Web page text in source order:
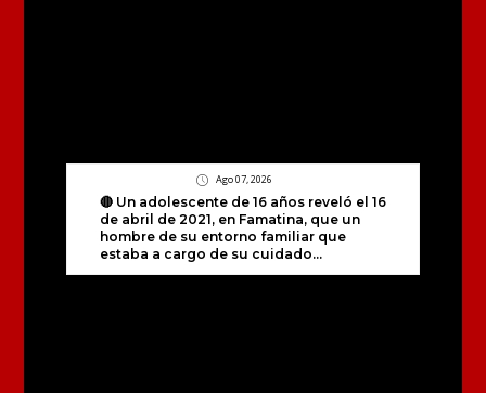
Ago 07, 2026
🔴 Un adolescente de 16 años reveló el 16
de abril de 2021, en Famatina, que un
hombre de su entorno familiar que
estaba a cargo de su cuidado...